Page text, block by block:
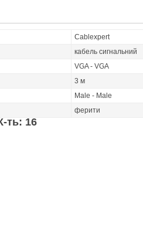
Cablexpert
кабель сигнальний
VGA - VGA
3 м
Male - Male
ферити
ть: 16